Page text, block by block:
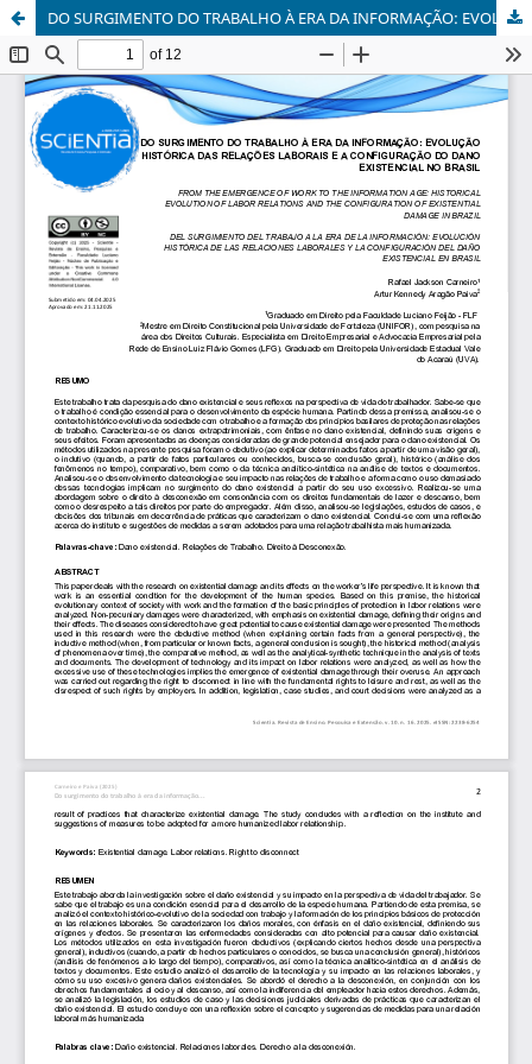
DO SURGIMENTO DO TRABALHO À ERA DA INFORMAÇÃO: EVOLUÇÃO HISTÓRICA DAS RELAÇÕES LABORAIS E A CONFIGURAÇÃO DO DANO EXISTENCIAL NO BRASIL